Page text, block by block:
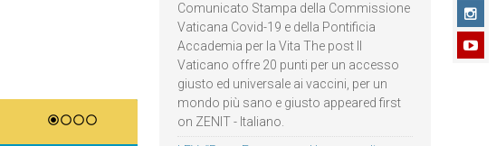
Comunicato Stampa della Commissione
Vaticana Covid-19 e della Pontificia
Accademia per la Vita The post Il
Vaticano offre 20 punti per un accesso
giusto ed universale ai vaccini, per un
mondo più sano e giusto appeared first
on ZENIT - Italiano.